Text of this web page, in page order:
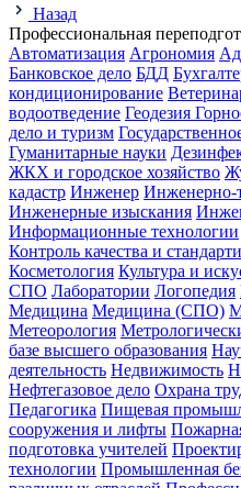
Назад
Профессиональная
Автоматизация Агрономия
Банковское дело БДД
кондиционирование
водоотведение Геодезия
дело и туризм
Гуманитарные науки
ЖКХ и городское хозяйство
кадастр Инженер Инженерно-
Инженерные изыскания
Информационные технологии
Контроль качества и
Косметология Культура и
СПО Лаборатории Логопедия
Медицина Медицина (СПО)
Метеорология
базе высшего образования
деятельность Недвижимость
Нефтегазовое дело Охрана
Педагогика Пищевая
сооружения и лифты
подготовка учителей
технологии Промышленная